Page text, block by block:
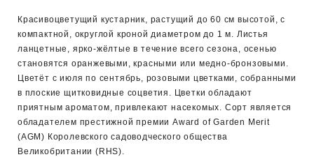
Красивоцветущий кустарник, растущий до 60 см высотой, с
компактной, округлой кроной диаметром до 1 м. Листья
ланцетные, ярко-жёлтые в течение всего сезона, осенью
становятся оранжевыми, красными или медно-бронзовыми.
Цветёт с июля по сентябрь, розовыми цветками, собранными
в плоские щитковидные соцветия. Цветки обладают
приятным ароматом, привлекают насекомых. Сорт является
обладателем престижной премии Award of Garden Merit
(AGM) Королевского садоводческого общества
Великобритании (RHS).